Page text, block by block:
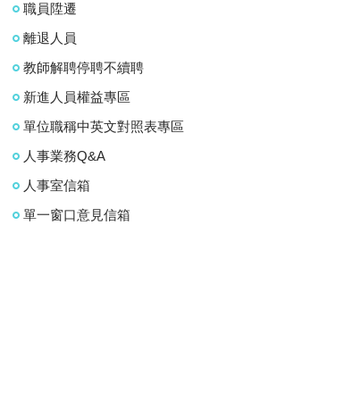
職員陞遷
離退人員
教師解聘停聘不續聘
新進人員權益專區
單位職稱中英文對照表專區
人事業務Q&A
人事室信箱
單一窗口意見信箱